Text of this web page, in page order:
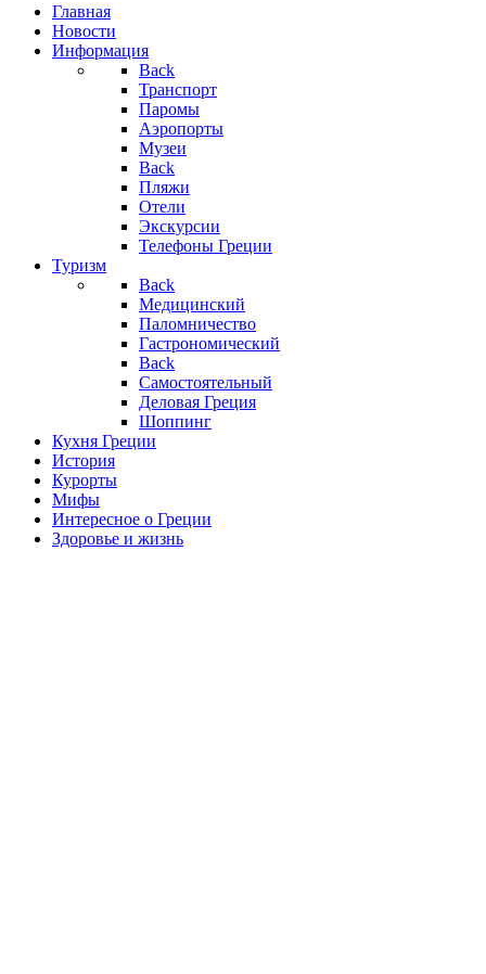
Главная
Новости
Информация
Back
Транспорт
Паромы
Аэропорты
Музеи
Back
Пляжи
Отели
Экскурсии
Телефоны Греции
Туризм
Back
Медицинский
Паломничество
Гастрономический
Back
Самостоятельный
Деловая Греция
Шоппинг
Кухня Греции
История
Курорты
Мифы
Интересное о Греции
Здоровье и жизнь